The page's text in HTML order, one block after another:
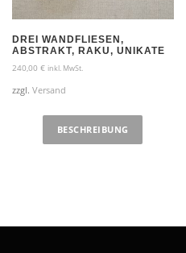
DREI WANDFLIESEN,
ABSTRAKT, RAKU, UNIKATE
240,00 € inkl. MwSt.
zzgl. Versand
BESCHREIBUNG